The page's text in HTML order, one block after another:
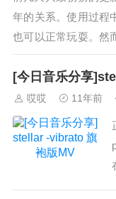
年的关系。使用过程
也可以正常玩耍。然
事情，众所周知。计
[今日音乐分享
哎哎 11年前